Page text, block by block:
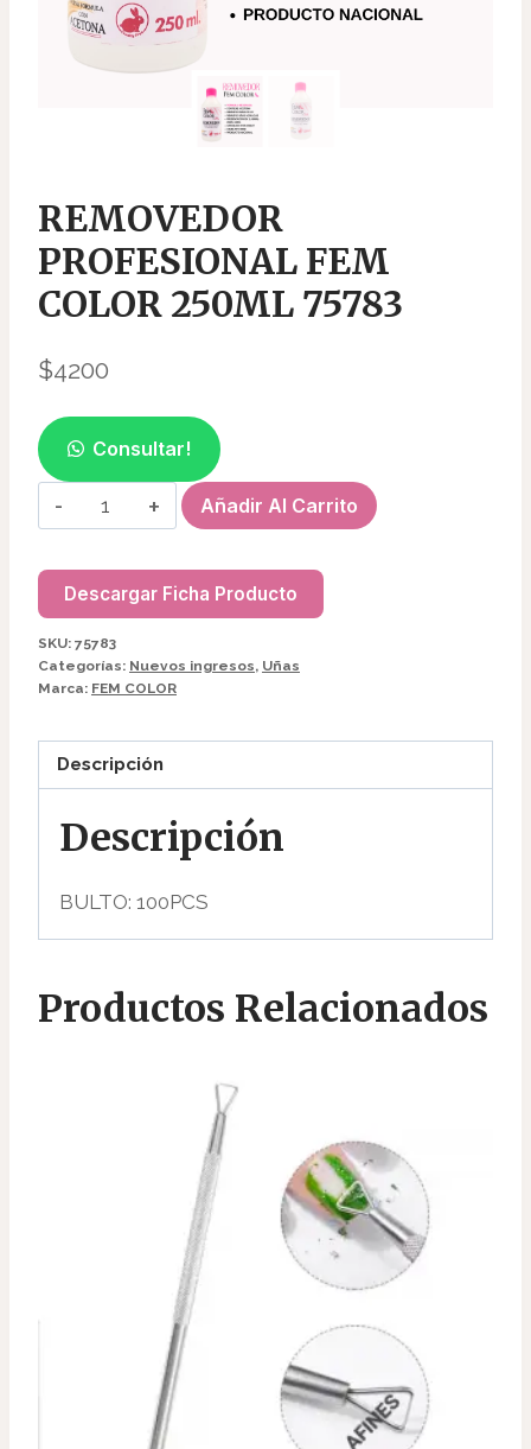
REMOVEDOR
PROFESIONAL FEM
COLOR 250ML 75783
$4200
Consultar!
REMOVEDOR
PROFESIONAL
COLOR
250ML
75783
cantidad
Añadir Al Carrito
Descargar Ficha Producto
SKU: 75783
Categorías: Nuevos ingresos, Uñas
Marca: FEM COLOR
Descripción
Descripción
BULTO: 100PCS
Productos Relacionados